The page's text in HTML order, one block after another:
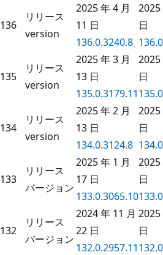
136
リリース
version
2025 年 4 月
11 日
136.0.3240.8
2025
日
135
リリース
version
2025 年 3 月
13 日
135.0.3179.11
2025
日
134
リリース
version
2025 年 2 月
13 日
134.0.3124.8
2025
日
133
リリース
バージョン
2025 年 1 月
17 日
133.0.3065.10
2025
日
132
リリース
バージョン
2024 年 11 月
22 日
132.0.2957.11
2025
日